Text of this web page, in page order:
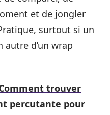
et de jongler
surtout si un
autre d’un wrap
trouver
percutante pour